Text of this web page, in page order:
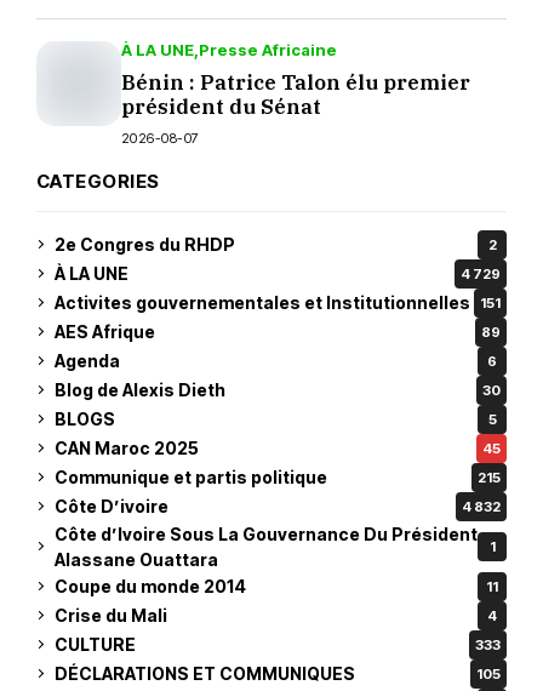
À LA UNE Presse Africaine
Bénin : Patrice Talon élu premier
président du Sénat
2026-08-07
CATEGORIES
2e Congres du RHDP 2
À LA UNE 4 729
Activites gouvernementales et Institutionnelles 151
AES Afrique 89
Agenda 6
Blog de Alexis Dieth 30
BLOGS 5
CAN Maroc 2025 45
Communique et partis politique 215
Côte D’ivoire 4 832
Côte d’Ivoire Sous La Gouvernance Du Président
Alassane Ouattara
1
Coupe du monde 2014 11
Crise du Mali 4
CULTURE 333
DÉCLARATIONS ET COMMUNIQUES 105